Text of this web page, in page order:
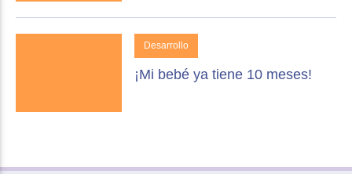
Desarrollo
¡Mi bebé ya tiene 10 meses!